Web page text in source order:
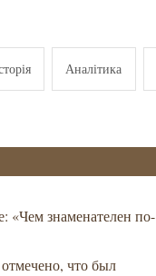
Аналітика
«Чем знаменателен по-
что был